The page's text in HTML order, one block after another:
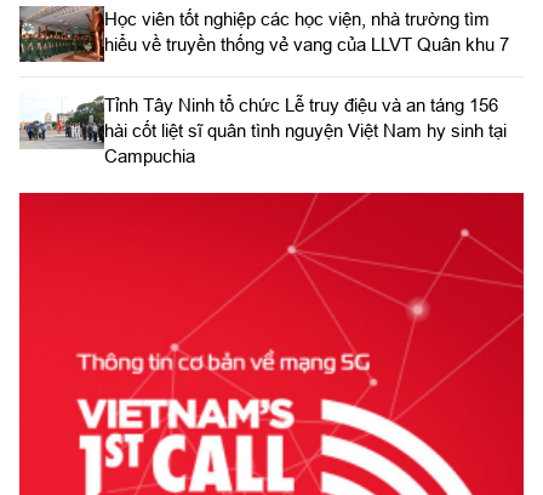
Học viên tốt nghiệp các học viện, nhà trường tìm
hiểu về truyền thống vẻ vang của LLVT Quân khu 7
​Tỉnh Tây Ninh tổ chức Lễ truy điệu và an táng 156
hài cốt liệt sĩ quân tình nguyện Việt Nam hy sinh tại
Campuchia